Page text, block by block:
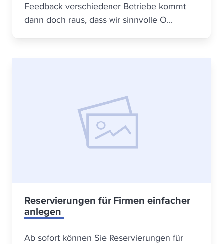
Feedback verschiedener Betriebe kommt
dann doch raus, dass wir sinnvolle O...
Reservierungen für Firmen einfacher
anlegen
Ab sofort können Sie Reservierungen für